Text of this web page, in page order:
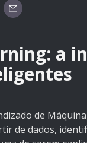
a
de
de dados,